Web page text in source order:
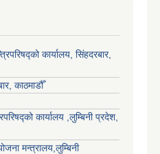
कार्यालय, सिंहदरबार,
काठमाडौँ
कार्यालय ,लुम्बिनी प्रदेश,
मन्त्रालय, लुम्बिनी